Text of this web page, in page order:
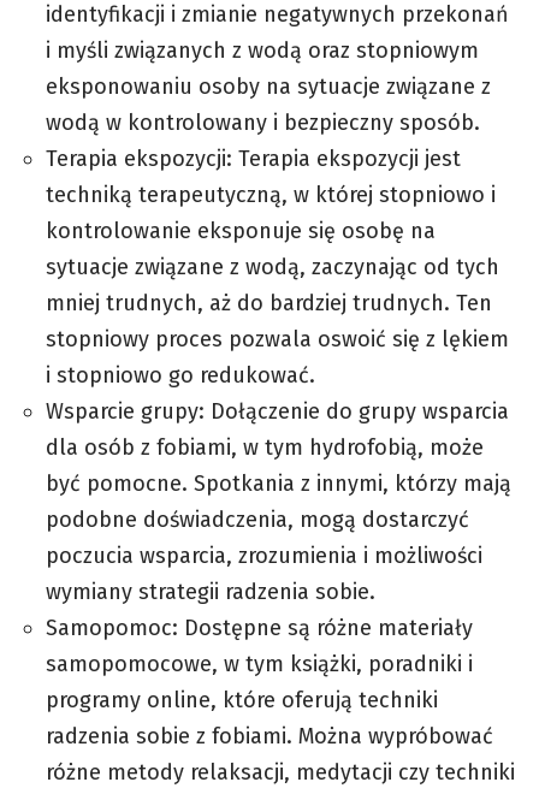
identyfikacji i zmianie negatywnych przekonań
i myśli związanych z wodą oraz stopniowym
eksponowaniu osoby na sytuacje związane z
wodą w kontrolowany i bezpieczny sposób.
Terapia ekspozycji: Terapia ekspozycji jest
techniką terapeutyczną, w której stopniowo i
kontrolowanie eksponuje się osobę na
sytuacje związane z wodą, zaczynając od tych
mniej trudnych, aż do bardziej trudnych. Ten
stopniowy proces pozwala oswoić się z lękiem
i stopniowo go redukować.
Wsparcie grupy: Dołączenie do grupy wsparcia
dla osób z fobiami, w tym hydrofobią, może
być pomocne. Spotkania z innymi, którzy mają
podobne doświadczenia, mogą dostarczyć
poczucia wsparcia, zrozumienia i możliwości
wymiany strategii radzenia sobie.
Samopomoc: Dostępne są różne materiały
samopomocowe, w tym książki, poradniki i
programy online, które oferują techniki
radzenia sobie z fobiami. Można wypróbować
różne metody relaksacji, medytacji czy techniki